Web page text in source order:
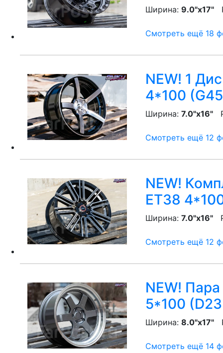
Ширина: 9.0"x17"
Смотреть ещё 18
NEW! 1
4*100
Ширина: 7.0"x16"
Смотреть ещё 12
NEW!
ET38
Ширина: 7.0"x16"
Смотреть ещё 12
NEW!
5*100
Ширина: 8.0"x17"
Смотреть ещё 14